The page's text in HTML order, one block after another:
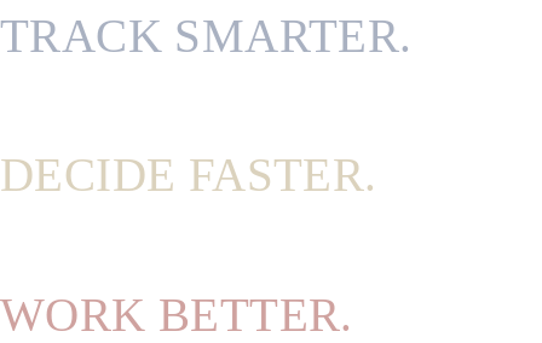
TRACK SMARTER.
DECIDE FASTER.
WORK BETTER.